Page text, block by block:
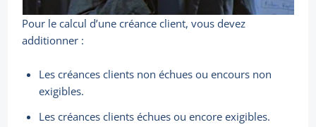
Pour le calcul d’une créance client, vous devez
additionner :
Les créances clients non échues ou encours non
exigibles.
Les créances clients échues ou encore exigibles.